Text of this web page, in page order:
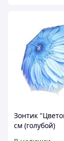
Зонтик
см (голубой)